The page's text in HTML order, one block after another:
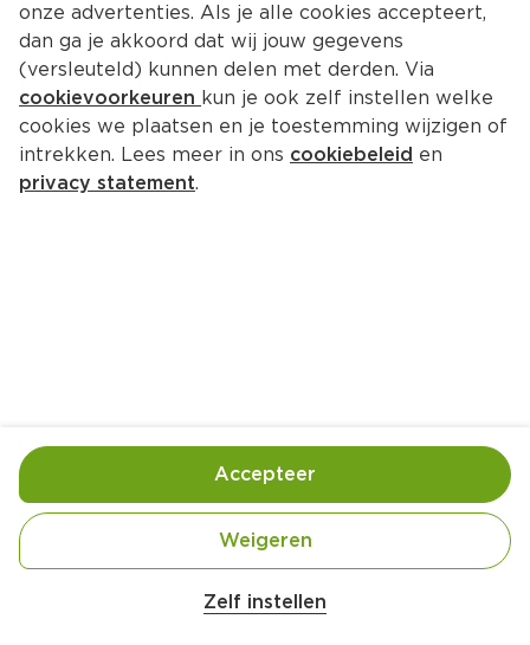
14729 Recepten
onze advertenties. Als je alle cookies accepteert,
dan ga je akkoord dat wij jouw gegevens
(versleuteld) kunnen delen met derden. Via
cookievoorkeuren kun je ook zelf instellen welke
cookies we plaatsen en je toestemming wijzigen of
intrekken. Lees meer in ons cookiebeleid en
privacy statement.
Zelf instellen
Weigeren
Accepteer